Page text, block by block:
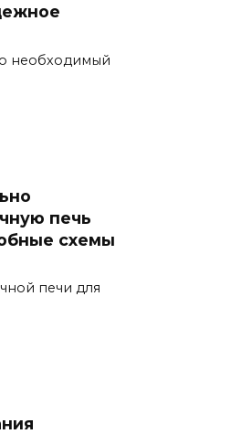
необходимый
печь
схемы
печи для